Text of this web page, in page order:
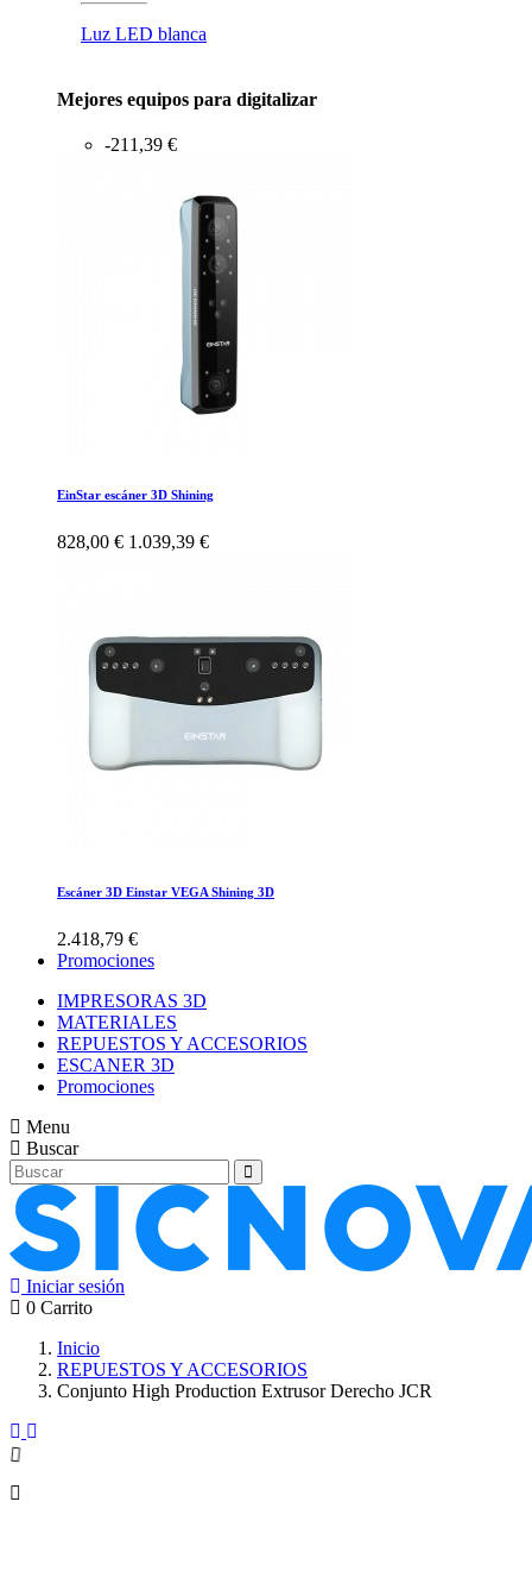
Luz LED blanca
Mejores equipos para digitalizar
-211,39 €
EinStar escáner 3D Shining
828,00 € 1.039,39 €
Escáner 3D Einstar VEGA Shining 3D
2.418,79 €
Promociones
IMPRESORAS 3D
MATERIALES
REPUESTOS Y ACCESORIOS
ESCANER 3D
Promociones
Menu
Buscar
Iniciar sesión
0 Carrito
Inicio
REPUESTOS Y ACCESORIOS
Conjunto High Production Extrusor Derecho JCR